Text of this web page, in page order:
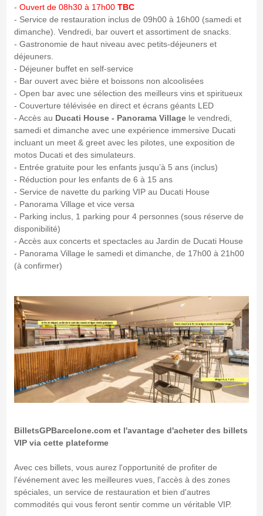
- Ouvert de 08h30 à 17h00 TBC
- Service de restauration inclus de 09h00 à 16h00 (samedi et
dimanche). Vendredi, bar ouvert et assortiment de snacks.
- Gastronomie de haut niveau avec petits-déjeuners et
déjeuners.
- Déjeuner buffet en self-service
- Bar ouvert avec bière et boissons non alcoolisées
- Open bar avec une sélection des meilleurs vins et spiritueux
- Couverture télévisée en direct et écrans géants LED
- Accès au Ducati House - Panorama Villagele vendredi,
samedi et dimanche avec une expérience immersive Ducati
incluant un meet & greet avec les pilotes, une exposition de
motos Ducati et des simulateurs.
- Entrée gratuite pour les enfants jusqu’à 5 ans (inclus)
- Réduction pour les enfants de 6 à 15 ans
- Service de navette du parking VIP au Ducati House
- Panorama Village et vice versa
- Parking inclus, 1 parking pour 4 personnes (sous réserve de
disponibilité)
- Accès aux concerts et spectacles au Jardin de Ducati House
- Panorama Village le samedi et dimanche, de 17h00 à 21h00
(à confirmer)
BilletsGPBarcelone.com et l'avantage d'acheter des billets
VIP via cette plateforme
Avec ces billets, vous aurez l'opportunité de profiter de
l'événement avec les meilleures vues, l'accès à des zones
spéciales, un service de restauration et bien d'autres
commodités qui vous feront sentir comme un véritable VIP.